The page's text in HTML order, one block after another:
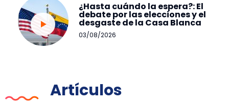
¿Hasta cuándo la espera?: El
debate por las elecciones y el
desgaste de la Casa Blanca
03/08/2026
Artículos